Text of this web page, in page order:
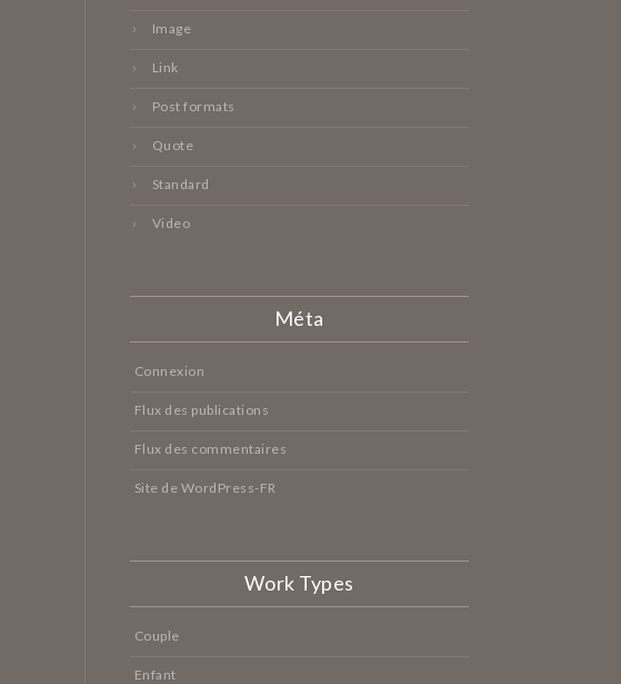
Image
Link
Post formats
Quote
Standard
Video
Méta
Connexion
Flux des publications
Flux des commentaires
Site de WordPress-FR
Work Types
Couple
Enfant